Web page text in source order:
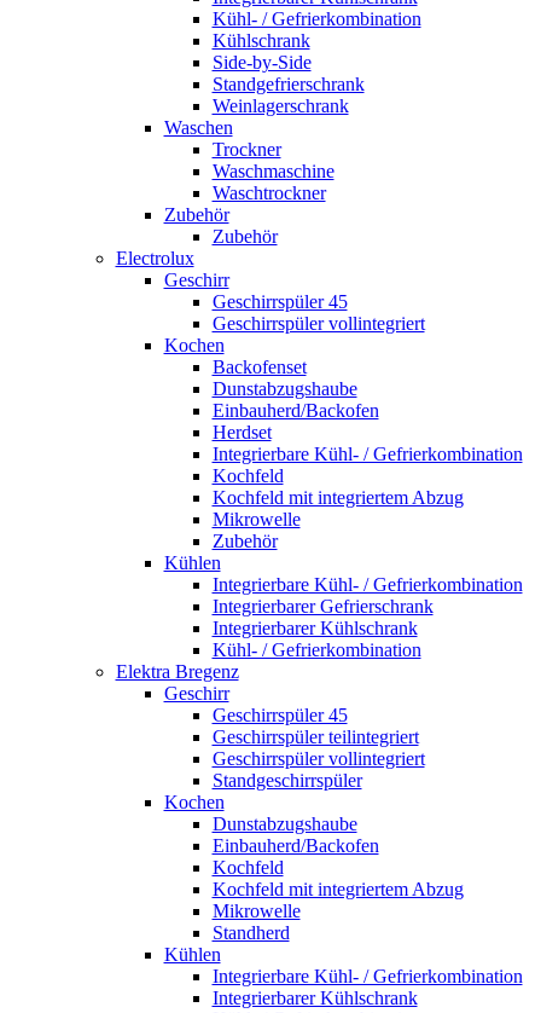
Kühl- / Gefrierkombination
Kühlschrank
Side-by-Side
Standgefrierschrank
Weinlagerschrank
Waschen
Trockner
Waschmaschine
Waschtrockner
Zubehör
Zubehör
Electrolux
Geschirr
Geschirrspüler 45
Geschirrspüler vollintegriert
Kochen
Backofenset
Dunstabzugshaube
Einbauherd/Backofen
Herdset
Integrierbare Kühl- / Gefrierkombination
Kochfeld
Kochfeld mit integriertem Abzug
Mikrowelle
Zubehör
Kühlen
Integrierbare Kühl- / Gefrierkombination
Integrierbarer Gefrierschrank
Integrierbarer Kühlschrank
Kühl- / Gefrierkombination
Elektra Bregenz
Geschirr
Geschirrspüler 45
Geschirrspüler teilintegriert
Geschirrspüler vollintegriert
Standgeschirrspüler
Kochen
Dunstabzugshaube
Einbauherd/Backofen
Kochfeld
Kochfeld mit integriertem Abzug
Mikrowelle
Standherd
Kühlen
Integrierbare Kühl- / Gefrierkombination
Integrierbarer Kühlschrank